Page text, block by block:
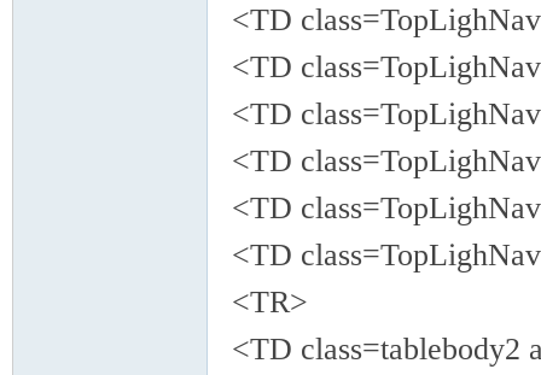
<TD
<TD
<TD
<TD
<TD
<TD
<TR>
<TD class=tablebody2